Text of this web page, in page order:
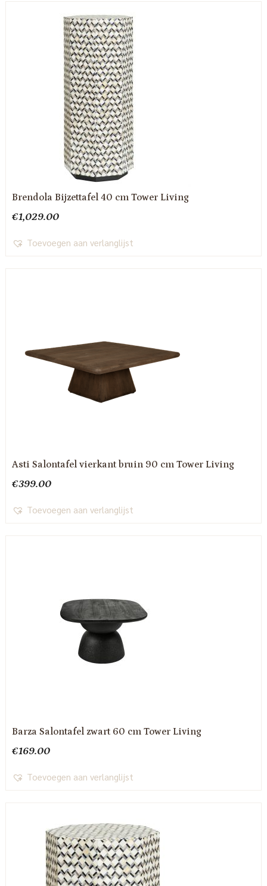
Brendola Bijzettafel 40 cm Tower Living
€1,029.00
Toevoegen aan verlanglijst
Asti Salontafel vierkant bruin 90 cm Tower Living
€399.00
Toevoegen aan verlanglijst
Barza Salontafel zwart 60 cm Tower Living
€169.00
Toevoegen aan verlanglijst